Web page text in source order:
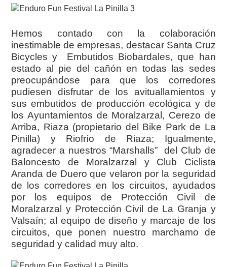
Hemos contado con la colaboración
inestimable de empresas, destacar Santa Cruz
Bicycles y Embutidos Biobardales, que han
estado al pie del cañón en todas las sedes
preocupándose para que los corredores
pudiesen disfrutar de los avituallamientos y
sus embutidos de producción ecológica y de
los Ayuntamientos de Moralzarzal, Cerezo de
Arriba, Riaza (propietario del Bike Park de La
Pinilla) y Riofrío de Riaza; Igualmente,
agradecer a nuestros “Marshalls” del Club de
Baloncesto de Moralzarzal y Club Ciclista
Aranda de Duero que velaron por la seguridad
de los corredores en los circuitos, ayudados
por los equipos de Protección Civil de
Moralzarzal y Protección Civil de La Granja y
Valsaín; al equipo de diseño y marcaje de los
circuitos, que ponen nuestro marchamo de
seguridad y calidad muy alto.